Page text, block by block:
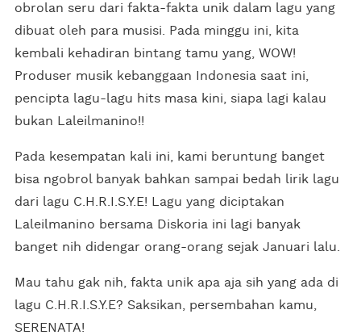
obrolan seru dari fakta-fakta unik dalam lagu yang
dibuat oleh para musisi. Pada minggu ini, kita
kembali kehadiran bintang tamu yang, WOW!
Produser musik kebanggaan Indonesia saat ini,
pencipta lagu-lagu hits masa kini, siapa lagi kalau
bukan Laleilmanino!!
Pada kesempatan kali ini, kami beruntung banget
bisa ngobrol banyak bahkan sampai bedah lirik lagu
dari lagu C.H.R.I.S.Y.E! Lagu yang diciptakan
Laleilmanino bersama Diskoria ini lagi banyak
banget nih didengar orang-orang sejak Januari lalu.
Mau tahu gak nih, fakta unik apa aja sih yang ada di
lagu C.H.R.I.S.Y.E? Saksikan, persembahan kamu,
SERENATA!